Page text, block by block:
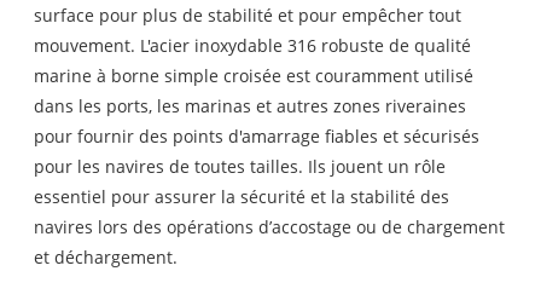
surface pour plus de stabilité et pour empêcher tout
mouvement. L'acier inoxydable 316 robuste de qualité
marine à borne simple croisée est couramment utilisé
dans les ports, les marinas et autres zones riveraines
pour fournir des points d'amarrage fiables et sécurisés
pour les navires de toutes tailles. Ils jouent un rôle
essentiel pour assurer la sécurité et la stabilité des
navires lors des opérations d’accostage ou de chargement
et déchargement.